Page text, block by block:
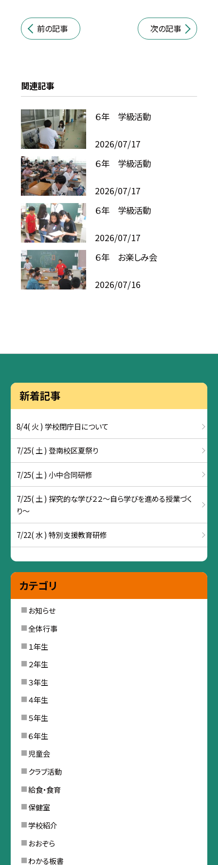
前の記事 次の記事
関連記事
６年 学級活動
2026/07/17
６年 学級活動
2026/07/17
６年 学級活動
2026/07/17
６年 お楽しみ会
2026/07/16
新着記事
8/4( 火 ) 学校閉庁日について
7/25( 土 ) 登南校区夏祭り
7/25( 土 ) 小中合同研修
7/25( 土 ) 探究的な学び２２～自ら学びを進める授業づく
り～
7/22( 水 ) 特別支援教育研修
カテゴリ
お知らせ
全体行事
１年生
２年生
３年生
４年生
５年生
６年生
児童会
クラブ活動
給食・食育
保健室
学校紹介
おおぞら
わかる板書